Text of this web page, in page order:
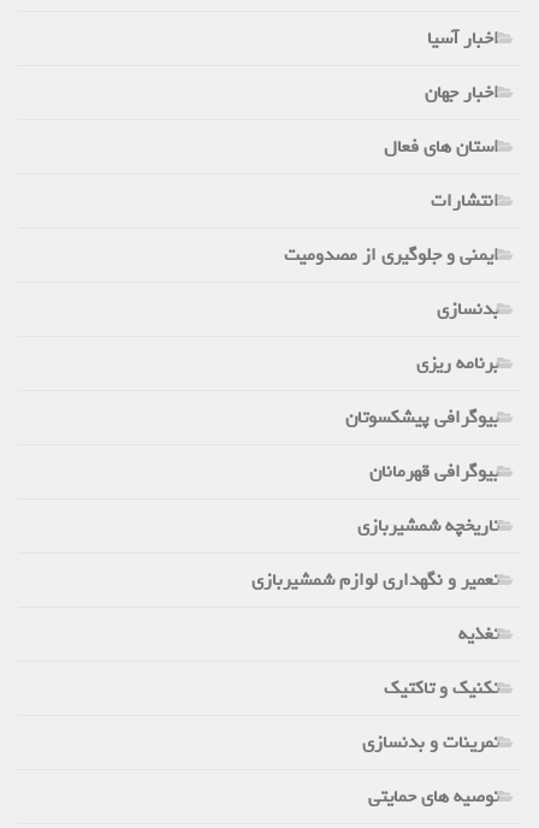
اخبار آسیا
اخبار جهان
استان های فعال
انتشارات
ایمنی و جلوگیری از مصدومیت
بدنسازی
برنامه ریزی
بیوگرافی پیشکسوتان
بیوگرافی قهرمانان
تاریخچه شمشیربازی
تعمیر و نگهداری لوازم شمشیربازی
تغذیه
تکنیک و تاکتیک
تمرینات و بدنسازی
توصیه های حمایتی